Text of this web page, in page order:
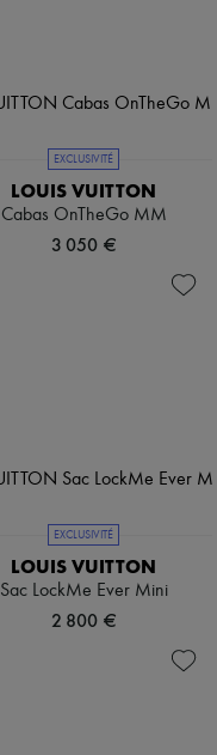
EXCLUSIVITÉ
LOUIS VUITTON
Cabas OnTheGo MM
3 050 €
EXCLUSIVITÉ
LOUIS VUITTON
Sac LockMe Ever Mini
2 800 €